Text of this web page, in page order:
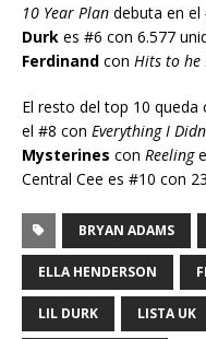
10 Year Plan debuta en el
Durk es #6 con 6.577
Ferdinand con Hits to he
El resto del top 10 queda
el #8 con Everything I
Mysterines con Reeling
Central Cee es #10 con
BRYAN ADAMS
ELLA HENDERSON
LIL DURK LISTA UK